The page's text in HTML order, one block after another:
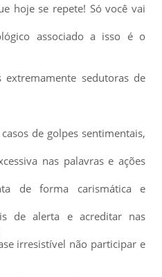
hoje se repete! Só você vai
associado a isso é o
sedutoras de
de golpes sentimentais,
nas palavras e ações
de forma carismática e
de alerta e acreditar nas
irresistível não participar e